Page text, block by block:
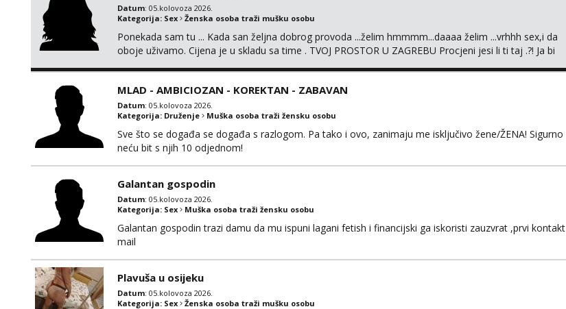
Datum: 05.kolovoza 2026.
Kategorija: Sex Ženska osoba traži mušku osobu
Ponekada sam tu ... Kada san željna dobrog provoda ...želim hmmmm...daaaa želim ...vrhhh sex,i da
oboje uživamo. Cijena je u skladu sa time . TVOJ PROSTOR U ZAGREBU Procjeni jesi li ti taj .?! Ja bi
MLAD - AMBICIOZAN - KOREKTAN - ZABAVAN
Datum: 05.kolovoza 2026.
Kategorija: Druženje Muška osoba traži žensku osobu
Sve što se događa se događa s razlogom. Pa tako i ovo, zanimaju me isključivo žene/ŽENA! Sigurno
neću bit s njih 10 odjednom!
Galantan gospodin
Datum: 05.kolovoza 2026.
Kategorija: Sex Muška osoba traži žensku osobu
Galantan gospodin trazi damu da mu ispuni lagani fetish i financijski ga iskoristi zauzvrat ,prvi kontakt
mail
Plavuša u osijeku
Datum: 05.kolovoza 2026.
Kategorija: Sex Ženska osoba traži mušku osobu